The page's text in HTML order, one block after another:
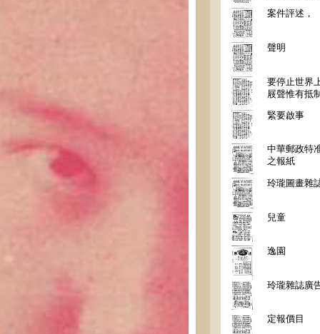
案件評述，
聲明
要停止世界
屐聲惟有抵
緊要啟事
中華郵政特
之報紙
玲瓏圖畫雜
兒童
逸園
玲瓏雜誌廣
定報價目